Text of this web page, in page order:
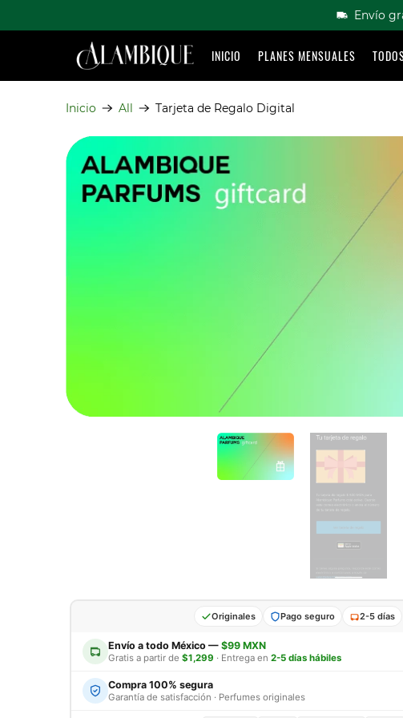
Envío
INICIO PLANES MENSUALES
Inicio All Tarjeta de Regalo Digital
Originales Pago seguro 2-5 días
Envío a todo México — $99 MXN
Gratis a partir de $1,299 · Entrega en 2-5 días hábiles
Compra 100% segura
Garantía de satisfacción · Perfumes originales